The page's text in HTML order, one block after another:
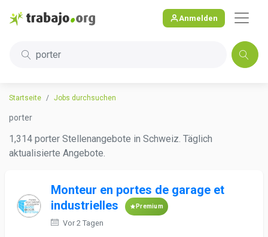
Anmelden
porter
Startseite Jobs durchsuchen
porter
1,314 porter Stellenangebote in Schweiz. Täglich
aktualisierte Angebote.
Monteur en portes de garage et
industrielles
Premium
Vor 2 Tagen